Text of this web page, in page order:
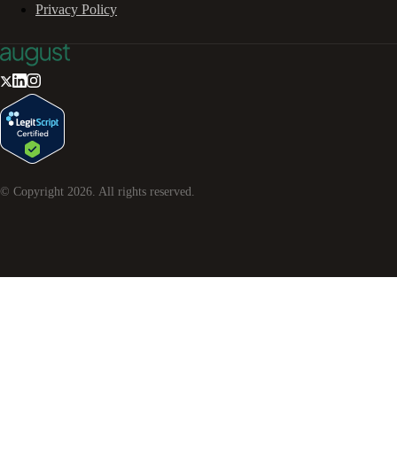
Privacy Policy
© Copyright 2026 . All rights reserved.